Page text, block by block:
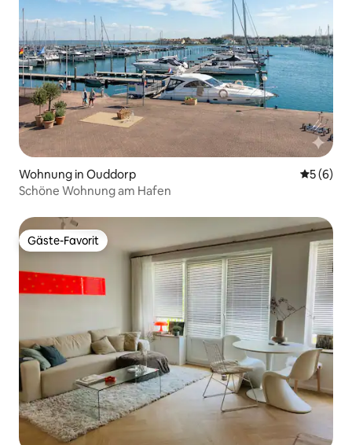
Wohnung in Ouddorp
5 (6)
Schöne Wohnung am Hafen
Gäste-Favorit
Gäste-Favorit